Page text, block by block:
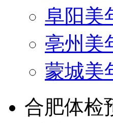
阜阳美
亳州美
蒙城美
合肥体检